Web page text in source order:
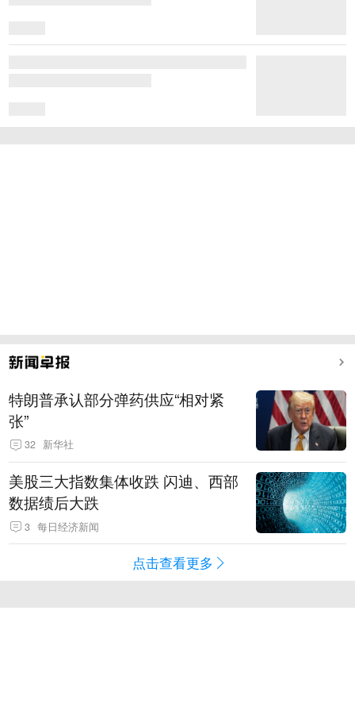
特朗普承认部分弹药供应“相对紧
张”
32 新华社
美股三大指数集体收跌 闪迪、西部
数据绩后大跌
3 每日经济新闻
点击查看更多